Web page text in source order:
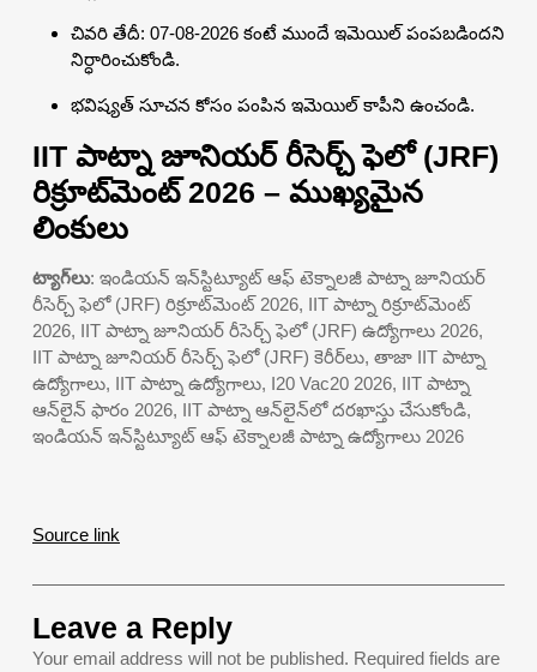
చివరి తేదీ: 07-08-2026 కంటే ముందే ఇమెయిల్ పంపబడిందని
నిర్ధారించుకోండి.
భవిష్యత్ సూచన కోసం పంపిన ఇమెయిల్ కాపీని ఉంచండి.
IIT పాట్నా జూనియర్ రీసెర్చ్ ఫెలో (JRF)
రిక్రూట్‌మెంట్ 2026 – ముఖ్యమైన
లింకులు
ట్యాగ్‌లు: ఇండియన్ ఇన్‌స్టిట్యూట్ ఆఫ్ టెక్నాలజీ పాట్నా జూనియర్
రీసెర్చ్ ఫెలో (JRF) రిక్రూట్‌మెంట్ 2026, IIT పాట్నా రిక్రూట్‌మెంట్
2026, IIT పాట్నా జూనియర్ రీసెర్చ్ ఫెలో (JRF) ఉద్యోగాలు 2026,
IIT పాట్నా జూనియర్ రీసెర్చ్ ఫెలో (JRF) కెరీర్‌లు, తాజా IIT పాట్నా
ఉద్యోగాలు, IIT పాట్నా ఉద్యోగాలు, I20 Vac20 2026, IIT పాట్నా
ఆన్‌లైన్ ఫారం 2026, IIT పాట్నా ఆన్‌లైన్‌లో దరఖాస్తు చేసుకోండి,
ఇండియన్ ఇన్‌స్టిట్యూట్ ఆఫ్ టెక్నాలజీ పాట్నా ఉద్యోగాలు 2026
Source link
Leave a Reply
Your email address will not be published. Required fields are